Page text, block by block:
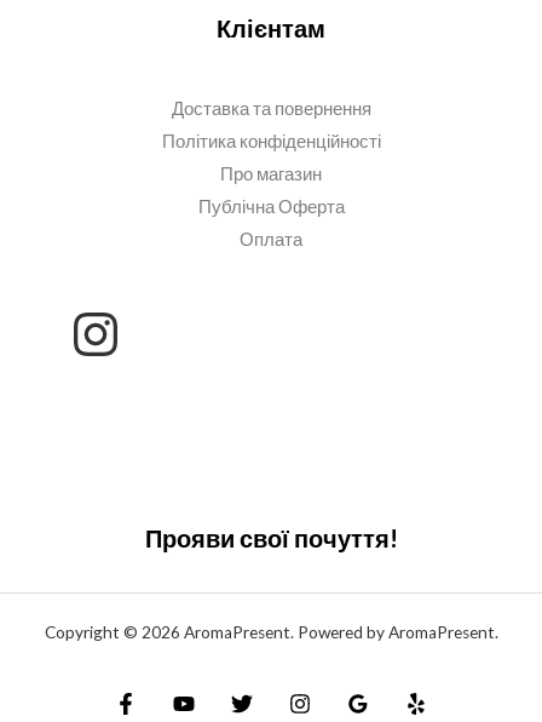
Клієнтам
Доставка та повернення
Політика конфіденційності
Про магазин
Публічна Оферта
Оплата
Прояви свої почуття!
Copyright © 2026 AromaPresent. Powered by AromaPresent.